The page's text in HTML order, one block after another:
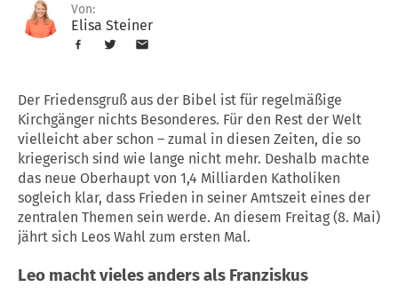
Von:
Elisa Steiner
Der Friedensgruß aus der Bibel ist für regelmäßige
Kirchgänger nichts Besonderes. Für den Rest der Welt
vielleicht aber schon – zumal in diesen Zeiten, die so
kriegerisch sind wie lange nicht mehr. Deshalb machte
das neue Oberhaupt von 1,4 Milliarden Katholiken
sogleich klar, dass Frieden in seiner Amtszeit eines der
zentralen Themen sein werde. An diesem Freitag (8. Mai)
jährt sich Leos Wahl zum ersten Mal.
Leo macht vieles anders als Franziskus